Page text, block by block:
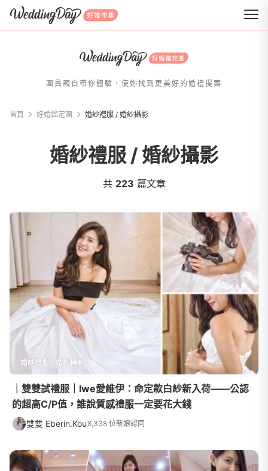
WeddingDay 好婚市集
團員親自帶你體驗，使妳找到更美好的婚禮提案
首頁 好婚鑑定團 婚紗禮服 / 婚紗攝影
婚紗禮服 / 婚紗攝影
共 223 篇文章
婚紗禮服 / 婚紗攝影
｜雙雙試禮服｜Iwe愛維伊：命定款白紗新入荷——公認
的超高C/P值，誰說質感禮服一定要花大錢
雙雙 Eberin.Kou8,338 位新娘認同